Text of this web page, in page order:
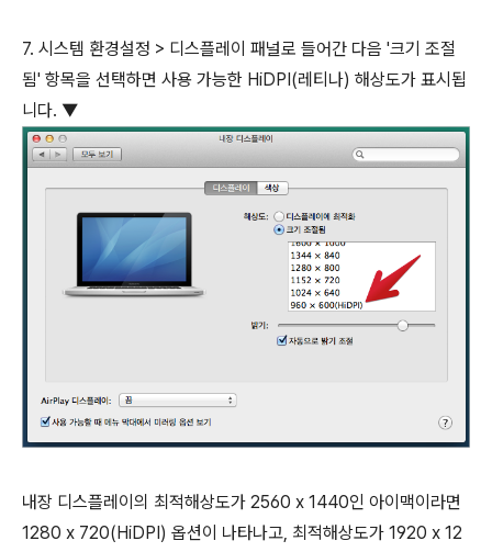
7. 시스템 환경설정 > 디스플레이 패널로 들어간 다음 '크기 조절
됨' 항목을 선택하면 사용 가능한 HiDPI(레티나) 해상도가 표시됩
니다. ▼
내장 디스플레이의 최적해상도가 2560 x 1440인 아이맥이라면
1280 x 720(HiDPI) 옵션이 나타나고, 최적해상도가 1920 x 12